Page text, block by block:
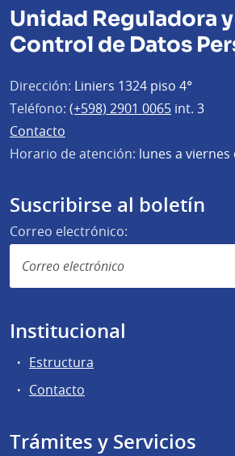
Unidad Reguladora
Control de Datos
Dirección: Liniers 1324 piso 4°
Teléfono: (+598) 2901 0065 int. 3
Contacto
Horario de atención: lunes a viernes
Suscribirse al boletín
Correo electrónico:
Institucional
Estructura
Contacto
Trámites y Servicios